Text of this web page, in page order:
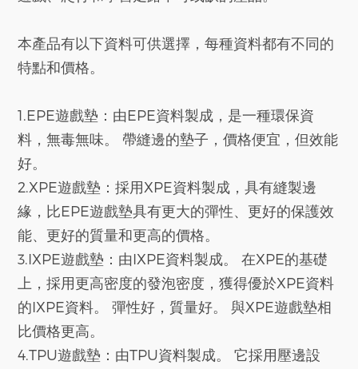
本產品有以下資料可供選擇，每種資料都有不同的
特點和價格。
1.EPE遊戲墊：由EPE資料製成，是一種環保資
料，無毒無味。 帶縫邊的墊子，價格便宜，但效能
好。
2.XPE遊戲墊：採用XPE資料製成，具有縫製邊
緣，比EPE遊戲墊具有更大的彈性、更好的保護效
能、更好的質量和更高的價格。
3.IXPE遊戲墊：由IXPE資料製成。 在XPE的基礎
上，採用更高密度的發泡密度，獲得優於XPE資料
的IXPE資料。 彈性好，質量好。 與XPE遊戲墊相
比價格更高。
4.TPU遊戲墊：由TPU資料製成。 它採用壓邊設